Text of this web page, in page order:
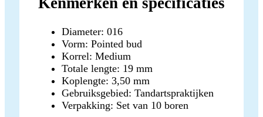
Diameter: 016
Vorm: Pointed bud
Korrel: Medium
Totale lengte: 19 mm
Koplengte: 3,50 mm
Gebruiksgebied: Tandartspraktijken
Verpakking: Set van 10 boren